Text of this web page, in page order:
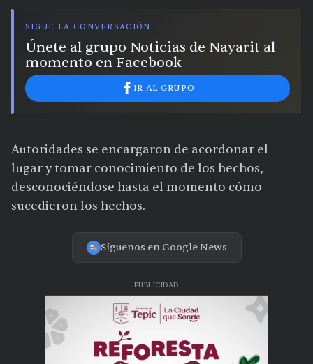
SIGUE LA CONVERSACIÓN
Únete al grupo Noticias de Nayarit al
momento en Facebook
IR AL GRUPO
Autoridades se encargaron de acordonar el
lugar y tomar conocimiento de los hechos,
desconociéndose hasta el momento cómo
sucedieron los hechos.
Síguenos en Google News
PUBLICIDAD